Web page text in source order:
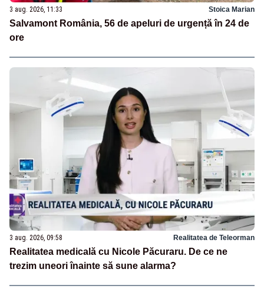
3 aug. 2026, 11:33 Stoica Marian
Salvamont România, 56 de apeluri de urgență în 24 de
ore
3 aug. 2026, 09:58 Realitatea de Teleorman
Realitatea medicală cu Nicole Păcuraru. De ce ne
trezim uneori înainte să sune alarma?